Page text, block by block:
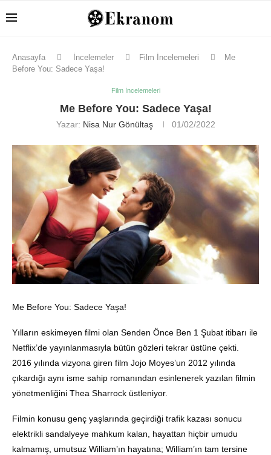
Anasayfa İncelemeler Film İncelemeleri
Me
Before You: Sadece Yaşa!
Film İncelemeleri
Me Before You: Sadece Yaşa!
Yazar: Nisa Nur Gönültaş 01/02/2022
Me Before You: Sadece Yaşa!
Yılların eskimeyen filmi olan Senden Önce Ben 1 Şubat itibarı ile
Netflix’de yayınlanmasıyla bütün gözleri tekrar üstüne çekti.
2016 yılında vizyona giren film Jojo Moyes’un 2012 yılında
çıkardığı aynı isme sahip romanından esinlenerek yazılan filmin
yönetmenliğini Thea Sharrock üstleniyor.
Filmin konusu genç yaşlarında geçirdiği trafik kazası sonucu
elektrikli sandalyeye mahkum kalan, hayattan hiçbir umudu
kalmamış, umutsuz William’ın hayatına; William’ın tam tersine